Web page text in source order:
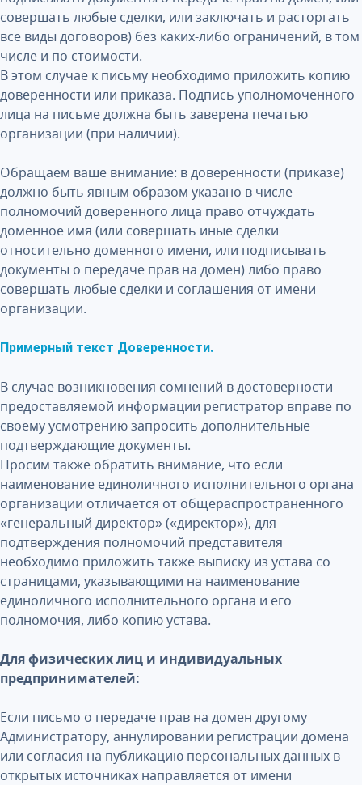
совершать любые сделки, или заключать и расторгать
все виды договоров) без каких-либо ограничений, в том
числе и по стоимости.
В этом случае к письму необходимо приложить копию
доверенности или приказа. Подпись уполномоченного
лица на письме должна быть заверена печатью
организации (при наличии).
Обращаем ваше внимание: в доверенности (приказе)
должно быть явным образом указано в числе
полномочий доверенного лица право отчуждать
доменное имя (или совершать иные сделки
относительно доменного имени, или подписывать
документы о передаче прав на домен) либо право
совершать любые сделки и соглашения от имени
организации.
Примерный текст Доверенности.
В случае возникновения сомнений в достоверности
предоставляемой информации регистратор вправе по
своему усмотрению запросить дополнительные
подтверждающие документы.
Просим также обратить внимание, что если
наименование единоличного исполнительного органа
организации отличается от общераспространенного
«генеральный директор» («директор»), для
подтверждения полномочий представителя
необходимо приложить также выписку из устава со
страницами, указывающими на наименование
единоличного исполнительного органа и его
полномочия, либо копию устава.
Для физических лиц и индивидуальных
предпринимателей:
Если письмо о передаче прав на домен другому
Администратору, аннулировании регистрации домена
или согласия на публикацию персональных данных в
открытых источниках направляется от имени